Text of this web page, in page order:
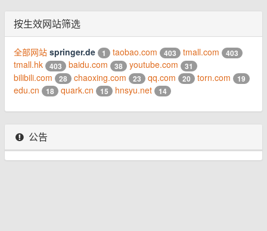
按生效网站筛选
全部网站 springer.de 1 taobao.com 403 tmall.com 403
tmall.hk 403 baidu.com 38 youtube.com 31
bilibili.com 28 chaoxing.com 23 qq.com 20 torn.com 19
edu.cn 18 quark.cn 15 hnsyu.net 14
公告